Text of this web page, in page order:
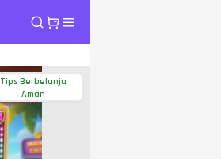
Tips Berbelanja
Aman